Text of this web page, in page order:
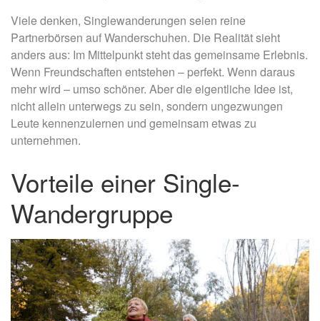
Viele denken, Singlewanderungen seien reine
Partnerbörsen auf Wanderschuhen. Die Realität sieht
anders aus: Im Mittelpunkt steht das gemeinsame Erlebnis.
Wenn Freundschaften entstehen – perfekt. Wenn daraus
mehr wird – umso schöner. Aber die eigentliche Idee ist,
nicht allein unterwegs zu sein, sondern ungezwungen
Leute kennenzulernen und gemeinsam etwas zu
unternehmen.
Vorteile einer Single-
Wandergruppe